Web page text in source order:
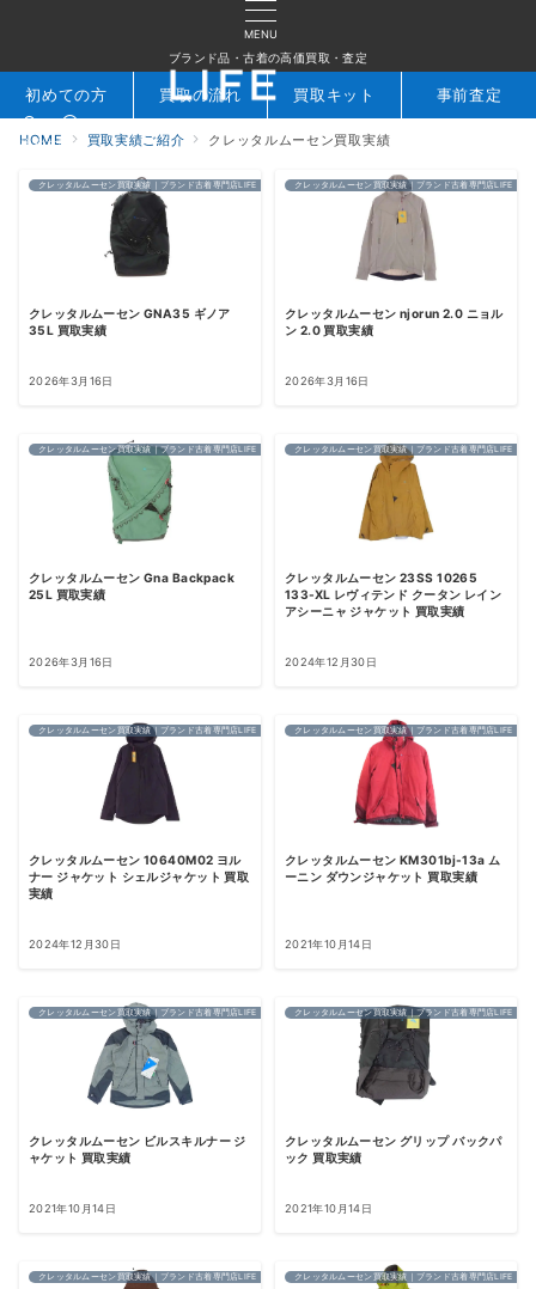
MENU
ブランド品・古着の高価買取・査定
検索 お問合せ
初めての方 買取の流れ 買取キット 事前査定
HOME 買取実績ご紹介 クレッタルムーセン買取実績
クレッタルムーセン買取実績｜ブランド古着専門店LIFE
クレッタルムーセン GNA35 ギノア
35L 買取実績
2026年3月16日
クレッタルムーセン買取実績｜ブランド古着専門店LIFE
クレッタルムーセン njorun 2.0 ニョル
ン 2.0 買取実績
2026年3月16日
クレッタルムーセン買取実績｜ブランド古着専門店LIFE
クレッタルムーセン Gna Backpack
25L 買取実績
2026年3月16日
クレッタルムーセン買取実績｜ブランド古着専門店LIFE
クレッタルムーセン 23SS 10265
133-XL レヴィテンド クータン レイン
アシーニャ ジャケット 買取実績
2024年12月30日
クレッタルムーセン買取実績｜ブランド古着専門店LIFE
クレッタルムーセン 10640M02 ヨル
ナー ジャケット シェルジャケット 買取
実績
2024年12月30日
クレッタルムーセン買取実績｜ブランド古着専門店LIFE
クレッタルムーセン KM301bj-13a ム
ーニン ダウンジャケット 買取実績
2021年10月14日
クレッタルムーセン買取実績｜ブランド古着専門店LIFE
クレッタルムーセン ビルスキルナー ジ
ャケット 買取実績
2021年10月14日
クレッタルムーセン買取実績｜ブランド古着専門店LIFE
クレッタルムーセン グリップ バックパ
ック 買取実績
2021年10月14日
クレッタルムーセン買取実績｜ブランド古着専門店LIFE クレッタルムーセン買取実績｜ブランド古着専門店LIFE